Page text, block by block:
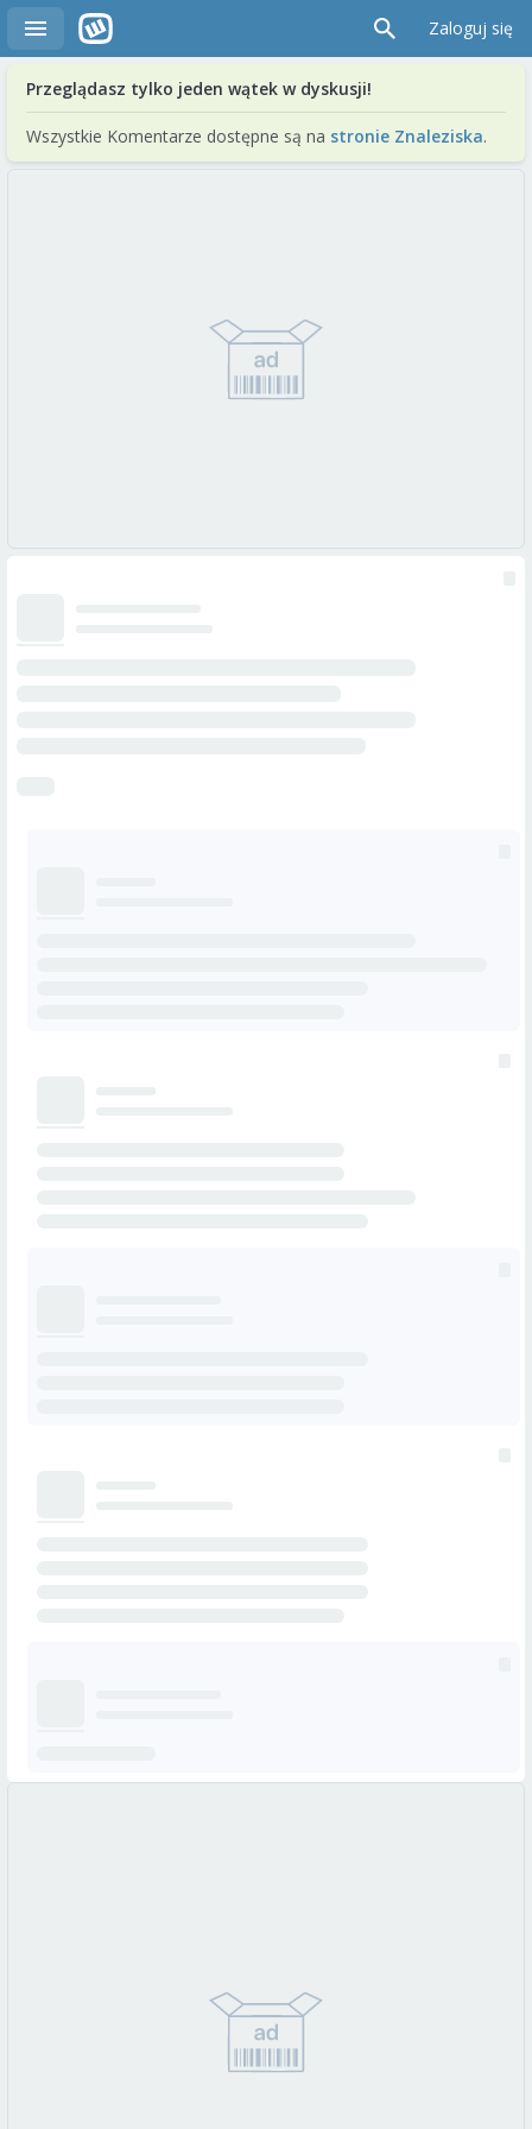
Zaloguj się
Przeglądasz tylko jeden wątek w dyskusji!
Wszystkie Komentarze dostępne są na stronie Znaleziska.